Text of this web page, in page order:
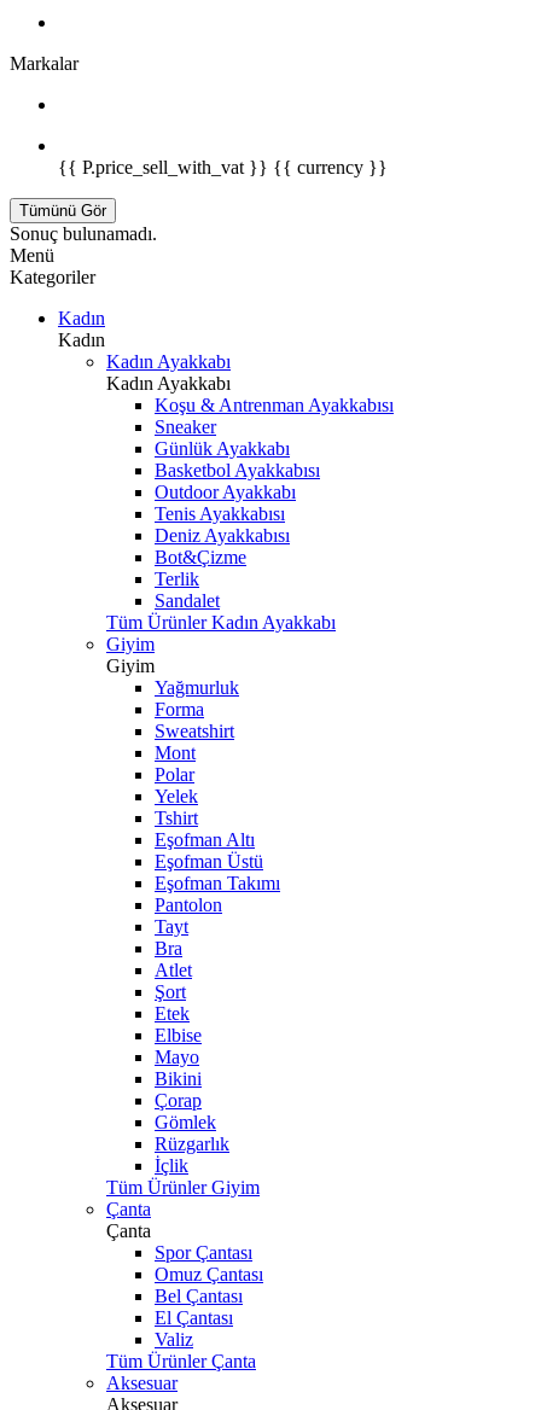
Markalar
{{ P.price_sell_with_vat }} {{ currency }}
Tümünü Gör
Sonuç bulunamadı.
Menü
Kategoriler
Kadın
Kadın
Kadın Ayakkabı
Kadın Ayakkabı
Koşu & Antrenman Ayakkabısı
Sneaker
Günlük Ayakkabı
Basketbol Ayakkabısı
Outdoor Ayakkabı
Tenis Ayakkabısı
Deniz Ayakkabısı
Bot&Çizme
Terlik
Sandalet
Tüm Ürünler Kadın Ayakkabı
Giyim
Giyim
Yağmurluk
Forma
Sweatshirt
Mont
Polar
Yelek
Tshirt
Eşofman Altı
Eşofman Üstü
Eşofman Takımı
Pantolon
Tayt
Bra
Atlet
Şort
Etek
Elbise
Mayo
Bikini
Çorap
Gömlek
Rüzgarlık
İçlik
Tüm Ürünler Giyim
Çanta
Çanta
Spor Çantası
Omuz Çantası
Bel Çantası
El Çantası
Valiz
Tüm Ürünler Çanta
Aksesuar
Aksesuar